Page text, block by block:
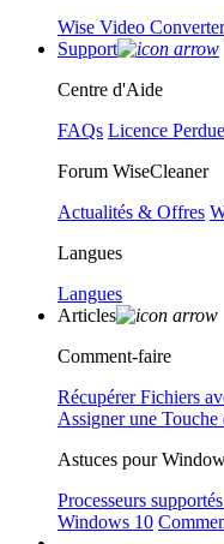
Wise Video Converter
Support
Centre d'Aide
FAQs Licence Perdue
Forum WiseCleaner
Actualités & Offres
Langues
Langues
Articles
Comment-faire
Récupérer Fichiers
Assigner une
Astuces pour
Processeurs
Windows 10